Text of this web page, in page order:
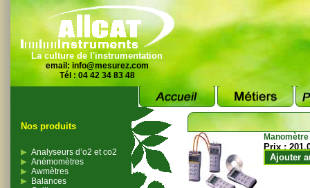
La culture de l'instrumentation
email: info@mesurez.com
Tél : 04 42 34 83 48
Nos produits
Analyseurs d’o2 et co2
Anémomètres
Awmètres
Balances
Prix :
Ajouter